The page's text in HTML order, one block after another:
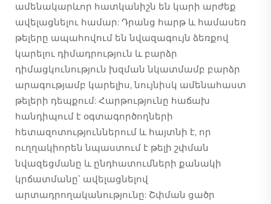
ամենակարևոր հատկանիշն են կարի արժեք
ավելացնելու համար: Դրանց հարթ և համասեռ
թելերը ապահովում են նվազագույն ձեռքով
կարելու դիմադրություն և բարձր
դիմացկունություն խզման նկատմամբ բարձր
արագությամբ կարելիս, նույնիսկ ամենահաստ
թելերի դեպքում: Հարթությունը հաճախ
հանդիպում է օգտագործողների
հետազոտություններում և հայտնի է, որ
ուղղակիորեն նպաստում է թելի շփման
նվազեցմանը և ընդհատումների քանակի
կրճատմանը՝ ավելացնելով
արտադրողականությունը: Շփման ցածր